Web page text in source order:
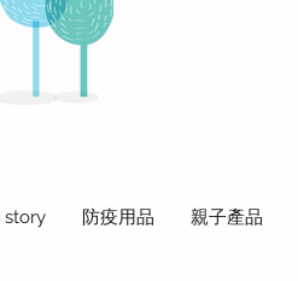
story 防疫用品 親子產品